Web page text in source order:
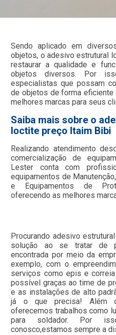
Sendo aplicado em
objetos, o adesivo estrutural
restaurar a qualidade e
objetos diversos. Por
especialistas que possam
de objetos de forma
melhores marcas para seus
Saiba mais sobre o
loctite preço Itaim Bibi
Realizando atendimento
comercialização de
Lester conta com
equipamentos de
e Equipamentos de
oferecendo as melhores
Procurando adesivo
solução ao se tratar de
encontrada por meio da
exemplo, com o
serviços como epis e
possível graças ao time de
e as instalações de alto
já o que precisa! Além
oferecemos trabalhos como
para soldador. Por
conosco,estamos sempre a